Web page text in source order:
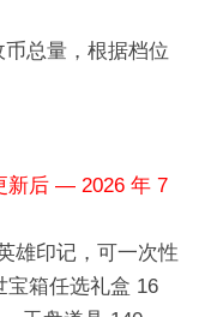
总量，根据档位
新后 — 2026 年 7
雄印记，可一次性
宝箱任选礼盒 16